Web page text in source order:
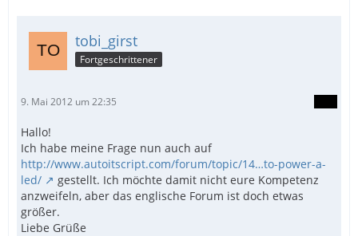
tobi_girst
Fortgeschrittener
9. Mai 2012 um 22:35
Hallo!
Ich habe meine Frage nun auch auf
http://www.autoitscript.com/forum/topic/14…to-power-a-
led/
gestellt. Ich möchte damit nicht eure Kompetenz
anzweifeln, aber das englische Forum ist doch etwas
größer.
Liebe Grüße